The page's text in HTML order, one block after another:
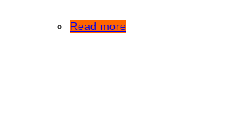
Read more